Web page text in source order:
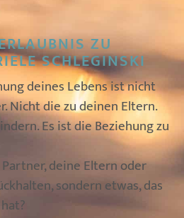
ZU
SCHLEGINSKI
deines Lebens ist nicht
Nicht die zu deinen Eltern.
Es ist die Beziehung zu
deine Eltern oder
sondern etwas, das